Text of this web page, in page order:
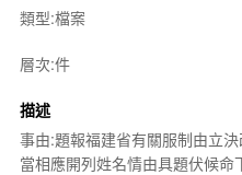
類型:檔案
層次:件
描述
事由:題報福建省有關服制由立
當相應開列姓名情由具題伏候